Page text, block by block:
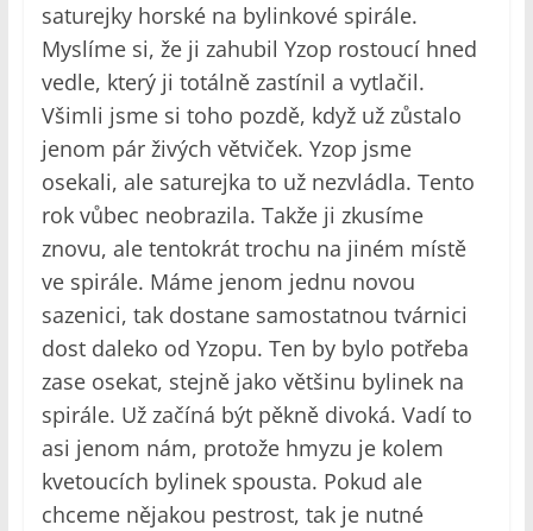
saturejky horské na bylinkové spirále.
Myslíme si, že ji zahubil Yzop rostoucí hned
vedle, který ji totálně zastínil a vytlačil.
Všimli jsme si toho pozdě, když už zůstalo
jenom pár živých větviček. Yzop jsme
osekali, ale saturejka to už nezvládla. Tento
rok vůbec neobrazila. Takže ji zkusíme
znovu, ale tentokrát trochu na jiném místě
ve spirále. Máme jenom jednu novou
sazenici, tak dostane samostatnou tvárnici
dost daleko od Yzopu. Ten by bylo potřeba
zase osekat, stejně jako většinu bylinek na
spirále. Už začíná být pěkně divoká. Vadí to
asi jenom nám, protože hmyzu je kolem
kvetoucích bylinek spousta. Pokud ale
chceme nějakou pestrost, tak je nutné